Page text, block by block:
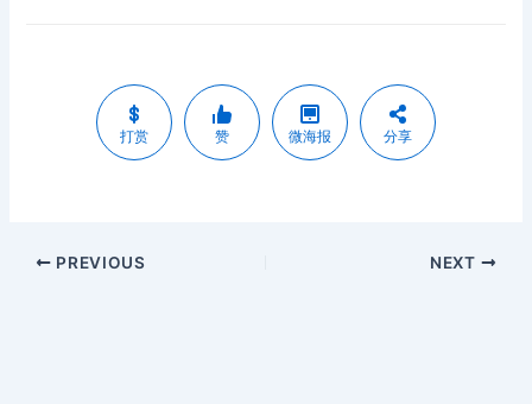
打赏 赞 微海报 分享
PREVIOUS NEXT